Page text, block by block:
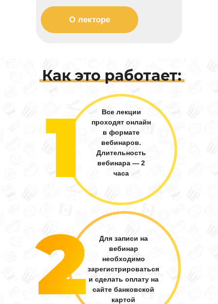
О лекторе
Как это работает:
Все лекции
проходят онлайн
в формате
вебинаров.
Длительность
вебинара — 2
часа
Для записи на
вебинар
необходимо
зарегистрироваться
и сделать оплату на
сайте банковской
картой